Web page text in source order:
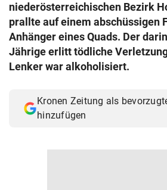
niederösterreichischen Bezirk
prallte auf einem abschüssigen
Anhänger eines Quads. Der
Jährige erlitt tödliche
Lenker war alkoholisiert.
Kronen Zeitung als
hinzufügen